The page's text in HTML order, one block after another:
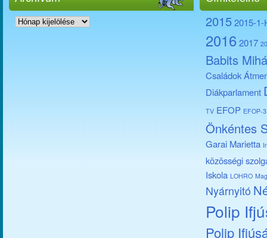
Archívum 20152015-1-
2016 2017
Babits
Családok
Diákparlament
TV EFOP EFOP-
Önkéntes
Garai Marietta
közösségi
Iskola LOHRO
Nyárnyitó
Polip
Polip